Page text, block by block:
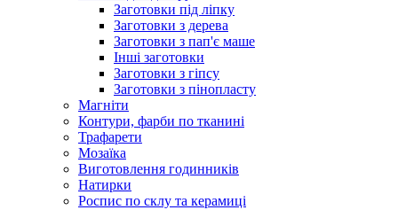
Заготовки під ліпку
Заготовки з дерева
Заготовки з пап'є маше
Інші заготовки
Заготовки з гіпсу
Заготовки з пінопласту
Магніти
Контури, фарби по тканині
Трафарети
Мозаїка
Виготовлення годинників
Натирки
Роспис по склу та керамиці